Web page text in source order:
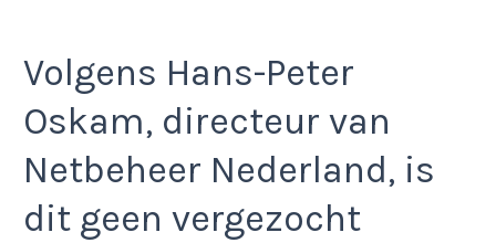
Volgens Hans-Peter
Oskam, directeur van
Netbeheer Nederland, is
dit geen vergezocht